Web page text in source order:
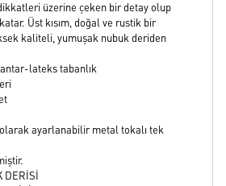
üzerine çeken bir detay olup
Üst kısım, doğal ve rustik bir
kaliteli, yumuşak nubuk deriden
lateks tabanlık
ayarlanabilir metal tokalı tek
DERİSİ